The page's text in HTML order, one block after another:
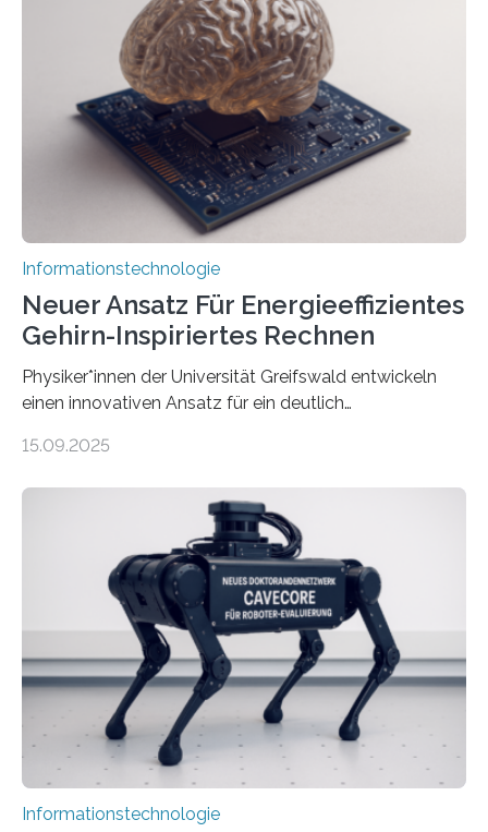
Lösung zur Erzeugung von Emotionen für realistische
Avatare. Gen-AIvatar entwickelt innovative und
kosteneffiziente Methoden, um lebensechte Avatare zu
erstellen. „Besonders wichtig ist uns eine ganzheitliche
Animation, bei der Stimme, Körperbewegung, Gestik
und Mimik im Einklang sind…
Informationstechnologie
Neuer Ansatz Für Energieeffizientes
Gehirn-Inspiriertes Rechnen
Physiker*innen der Universität Greifswald entwickeln
einen innovativen Ansatz für ein deutlich
Lösungsweg ist inspiriert vom menschlichen Gehirn. Die
stellt die heutige Computertechnik vor
Herausforderungen. Herkömmliche Silizium-
Prozessoren stoßen an ihre Grenzen: Sie verbrauchen
viel Energie, die Speicher- und Verarbeitungseinheiten
sind voneinander getrennt und die Datenübertragung
bremst komplexe Anwendungen aus. Da KI-Modelle
immer größer werden und riesige Datenmengen
verarbeiten müssen, steigt der Bedarf an neuen
Rechenarchitekturen. Neben Quantencomputern
rücken dabei insbesondere…
15.09.2025
Informationstechnologie